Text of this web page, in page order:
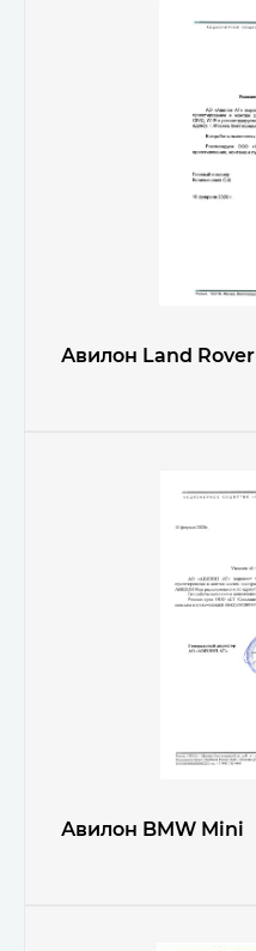
Авилон Land Rover
Авилон BMW Mini